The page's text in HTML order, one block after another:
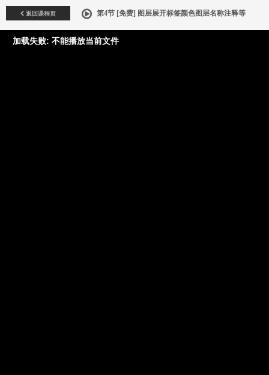
返回课程页 第4节 [免费] 图层展开标签颜色图层名称注释等
加载失败: 不能播放当前文件